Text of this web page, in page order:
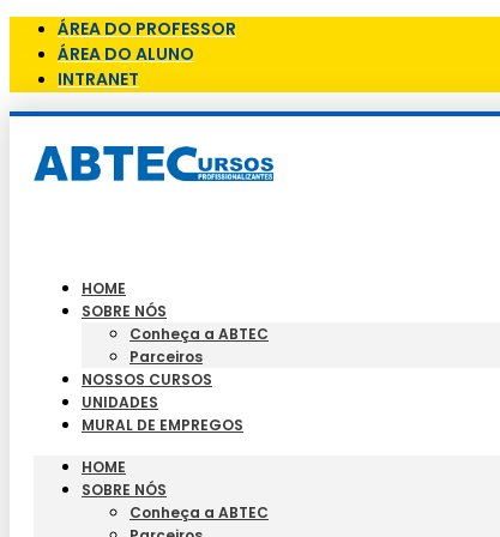
ÁREA DO PROFESSOR
ÁREA DO ALUNO
INTRANET
HOME
SOBRE NÓS
Conheça a ABTEC
Parceiros
NOSSOS CURSOS
UNIDADES
MURAL DE EMPREGOS
HOME
SOBRE NÓS
Conheça a ABTEC